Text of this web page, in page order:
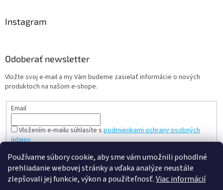
Používame súbory cookie, aby sme vám umožnili pohodlné
prehliadanie webovej stránky a vďaka analýze neustále
zlepšovali jej funkcie, výkon a použiteľnosť.Viac informácií
Instagram
Odoberať newsletter
Vložte svoj e-mail a my Vám budeme zasielať informácie o nových
produktoch na našom e-shope.
Email
Vložením e-mailu súhlasíte s podmienkami ochrany osobných
údajov
PRIHLÁSIŤ SA